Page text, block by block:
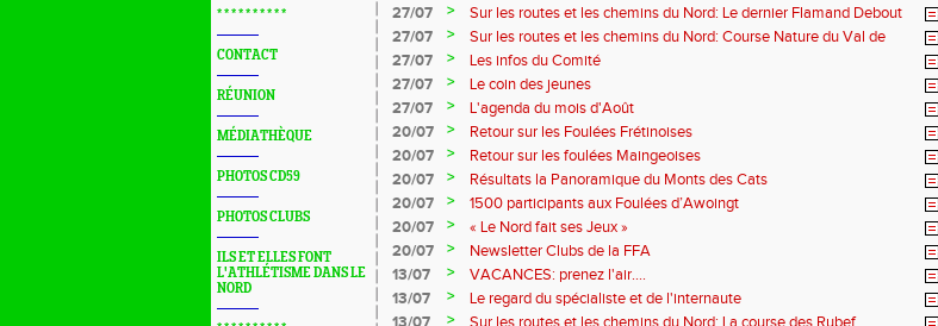
* * * * * * * * * *
CONTACT
RÉUNION
MÉDIATHÈQUE
PHOTOS CD59
PHOTOS CLUBS
ILS ET ELLES FONT
L'ATHLÉTISME DANS LE
NORD
27/07
>
Sur les routes et les chemins du Nord: Le dernier Flamand Debout
27/07
>
Sur les routes et les chemins du Nord: Course Nature du Val de
Marque
27/07 >
Les infos du Comité
27/07
>
Le coin des jeunes
27/07
>
L'agenda du mois d'Août
20/07
>
Retour sur les Foulées Frétinoises
20/07
>
Retour sur les foulées Maingeoises
20/07
>
Résultats la Panoramique du Monts des Cats
20/07
>
1500 participants aux Foulées d’Awoingt
20/07
>
« Le Nord fait ses Jeux »
20/07
>
Newsletter Clubs de la FFA
13/07
>
VACANCES: prenez l'air....
13/07
>
Le regard du spécialiste et de l'internaute
>